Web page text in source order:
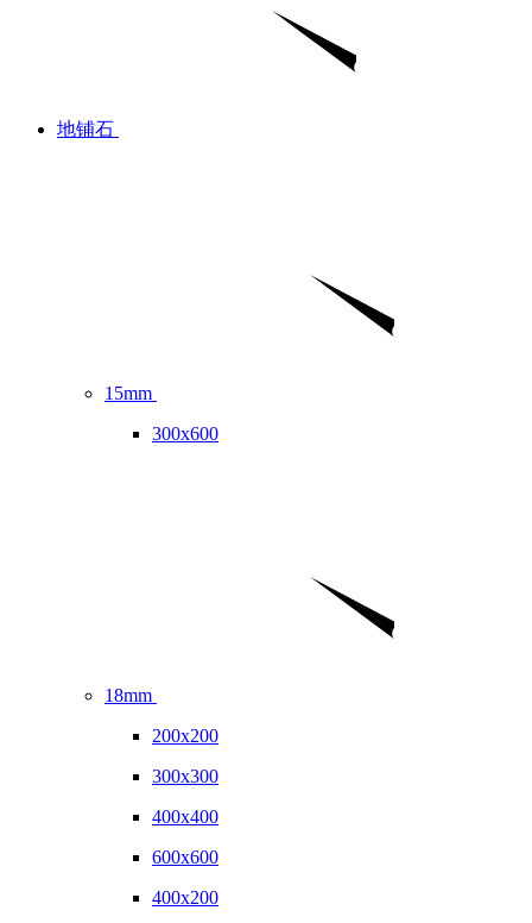
地铺石
15mm
300x600
18mm
200x200
300x300
400x400
600x600
400x200